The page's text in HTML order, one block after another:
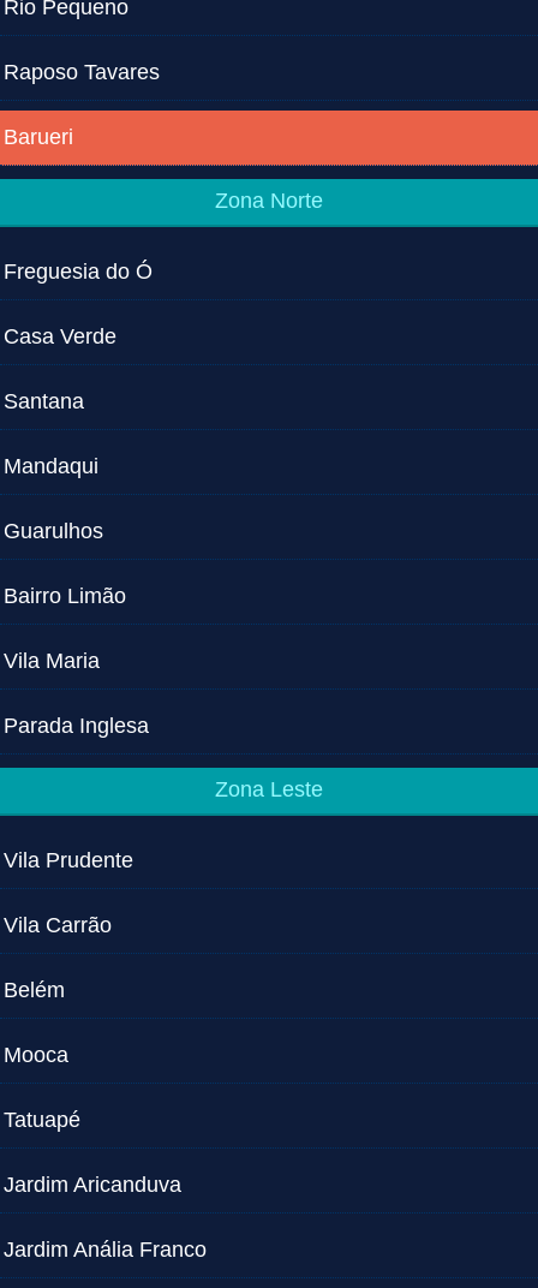
Rio Pequeno
Raposo Tavares
Barueri
Zona Norte
Freguesia do Ó
Casa Verde
Santana
Mandaqui
Guarulhos
Bairro Limão
Vila Maria
Parada Inglesa
Zona Leste
Vila Prudente
Vila Carrão
Belém
Mooca
Tatuapé
Jardim Aricanduva
Jardim Anália Franco